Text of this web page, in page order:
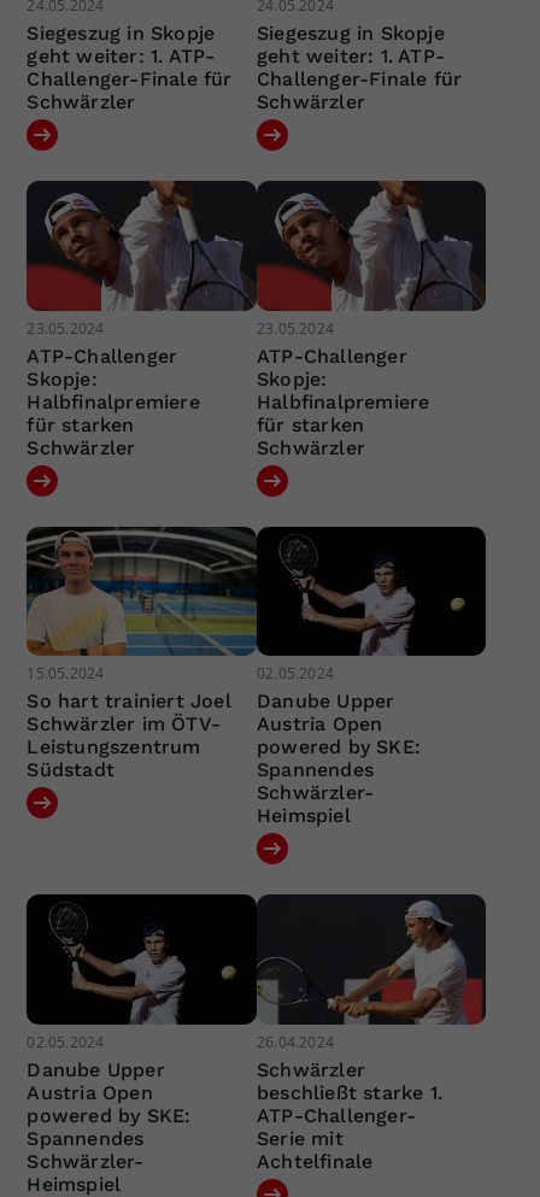
24.05.2024
Siegeszug in Skopje
geht weiter: 1. ATP-
Challenger-Finale für
Schwärzler
24.05.2024
Siegeszug in Skopje
geht weiter: 1. ATP-
Challenger-Finale für
Schwärzler
23.05.2024
ATP-Challenger
Skopje:
Halbfinalpremiere
für starken
Schwärzler
23.05.2024
ATP-Challenger
Skopje:
Halbfinalpremiere
für starken
Schwärzler
15.05.2024
So hart trainiert Joel
Schwärzler im ÖTV-
Leistungszentrum
Südstadt
02.05.2024
Danube Upper
Austria Open
powered by SKE:
Spannendes
Schwärzler-
Heimspiel
02.05.2024
Danube Upper
Austria Open
powered by SKE:
Spannendes
Schwärzler-
Heimspiel
26.04.2024
Schwärzler
beschließt starke 1.
ATP-Challenger-
Serie mit
Achtelfinale